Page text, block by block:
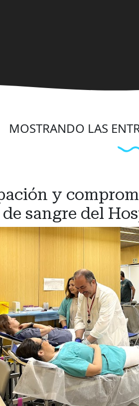
MOSTRANDO LAS
y
de sangre del